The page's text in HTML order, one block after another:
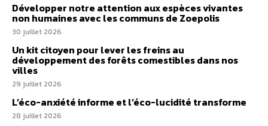
Développer notre attention aux espèces vivantes
non humaines avec les communs de Zoepolis
30 juillet 2026
Un kit citoyen pour lever les freins au
développement des forêts comestibles dans nos
villes
29 juillet 2026
L’éco-anxiété informe et l’éco-lucidité transforme
28 juillet 2026